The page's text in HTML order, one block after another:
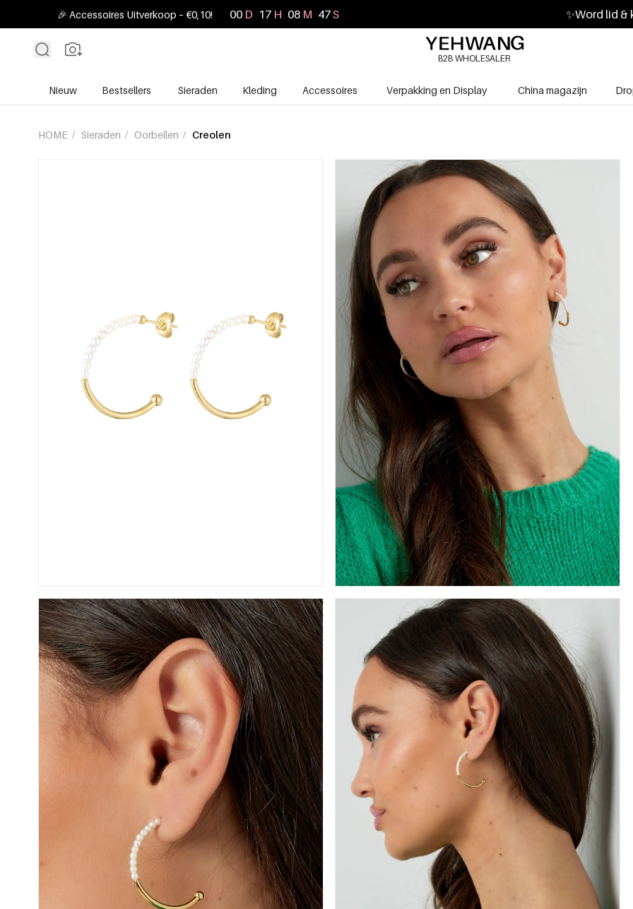
🎉 Accessoires Uitverkoop – €0,10! 00 D 17 H 08 M 45S ✨Word lid &
B2B WHOLESALER
Nieuw Bestsellers Sieraden Kleding Accessoires Verpakking en Display China magazijn
HOME / Sieraden / Oorbellen / Creolen